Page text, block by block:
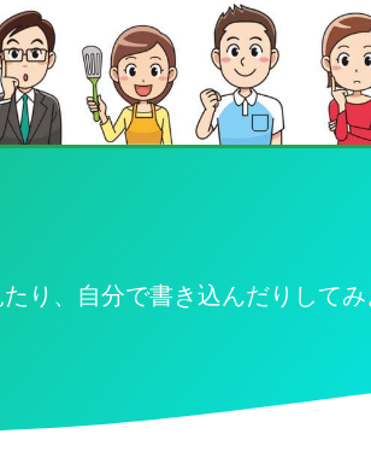
り、自分で書き込んだりして